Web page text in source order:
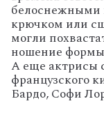
белоснежными
крючком или
могли
ношение
А еще актрисы
французского
Бардо, Софи